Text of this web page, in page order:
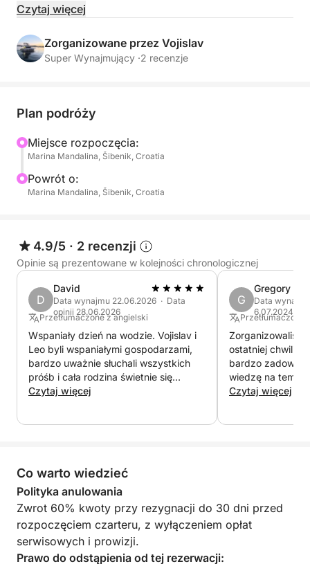
kapitanem jachtu, oficerem straży przybrzeżnej, a
Łódź to Trojan 36' z 1980 roku, wyprodukowany w
USA. Ładna i przestronna, z mostkiem kapitańskim,
pływania, co ułatwia wejście i wyjście.
Możemy zorganizować dowolną opcję na życzenie,
w zależności od czasu trwania, wyżywienia, dobrej
restauracji na wyspie, wycieczki jednodniowej,
krótkiego rejsu o zachodzie słońca z małżami i
Odbiór może odbyć się w ośrodku hotelowym lub,
jeśli jesteś mobilny, w Szybeniku, skąd będziesz
mógł podziwiać panoramę kanału z twierdzą św.
Mikołaja.
Skipper, marynarz, paliwo, SUP, prysznic, WC,
sprzęt do nurkowania, owoce, sałatka, napoje i
przekąski wliczone w cenę.
Czytaj więcej
Zorganizowane przez Vojislav
Super Wynajmujący ·2 recenzje
Plan podróży
Miejsce rozpoczęcia:
Marina Mandalina, Šibenik, Croatia
Powrót o:
Marina Mandalina, Šibenik, Croatia
4.9/5 · 2 recenzji
Opinie są prezentowane w kolejności chronologicznej
D
David
Data wynajmu 22.06.2026 · Data
opinii 28.06.2026
Przetłumaczone z angielski
Wspaniały dzień na wodzie. Vojislav i
Leo byli wspaniałymi gospodarzami,
bardzo uważnie słuchali wszystkich
próśb i cała rodzina świetnie się
bawiła. Kiedy przed wypłynięciem
dotrzymali słowa! Mnóstwo
odwiedzonych miejsc, przystanek na
wyspie, coś dla każdego. Dzięki
chłopaki!
Czytaj więcej
G
Gregory
Data
6.07.2024
Przetłumaczone
ostatniej chwili z
bardzo
wiedzę na temat
wszelkich starań,
Vojislava bez
Czytaj więcej
Co warto wiedzieć
Polityka anulowania
Zwrot 60% kwoty przy rezygnacji do 30 dni przed
rozpoczęciem czarteru, z wyłączeniem opłat
serwisowych i prowizji.
Prawo do odstąpienia od tej rezerwacji: